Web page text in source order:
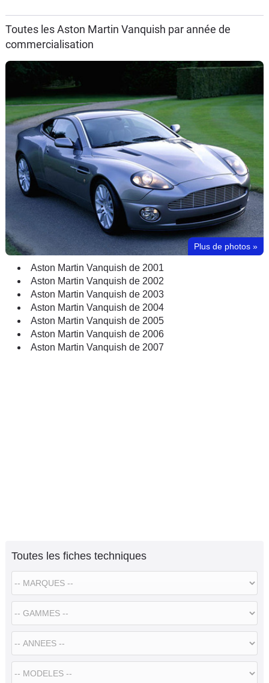
Forum
Toutes les Aston Martin Vanquish par année de
commercialisation
Plus de photos »
Aston Martin Vanquish de 2001
Aston Martin Vanquish de 2002
Aston Martin Vanquish de 2003
Aston Martin Vanquish de 2004
Aston Martin Vanquish de 2005
Aston Martin Vanquish de 2006
Aston Martin Vanquish de 2007
Toutes les fiches techniques